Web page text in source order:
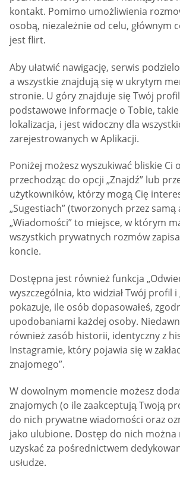
kontakt. Pomimo umożliwienia
osobą, niezależnie od celu, głównym
jest flirt.
Aby ułatwić nawigację, serwis
a wszystkie znajdują się w ukrytym
stronie. U góry znajduje się Twój
podstawowe informacje o Tobie, takie
lokalizacja, i jest widoczny dla
zarejestrowanych w Aplikacji.
Poniżej możesz wyszukiwać bliskie Ci
przechodząc do opcji „Znajdź” lub
użytkowników, którzy mogą Cię
„Sugestiach” (tworzonych przez samą
„Wiadomości” to miejsce, w którym
wszystkich prywatnych rozmów
koncie.
Dostępna jest również funkcja
wyszczególnia, kto widział Twój profil i
pokazuje, ile osób dopasowałeś,
upodobaniami każdej osoby.
również zasób historii, identyczny z
Instagramie, który pojawia się w
znajomego”.
W dowolnym momencie możesz
znajomych (o ile zaakceptują Twoją
do nich prywatne wiadomości oraz
jako ulubione. Dostęp do nich można
uzyskać za pośrednictwem
usłudze.